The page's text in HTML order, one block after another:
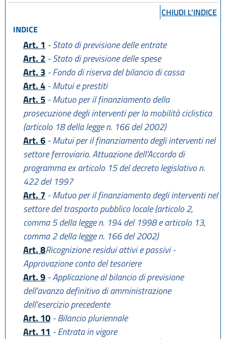
CHIUDI L'INDICE
INDICE
Art. 1 - Stato di previsione delle entrate
Art. 2 - Stato di previsione delle spese
Art. 3 - Fondo di riserva del bilancio di cassa
Art. 4 - Mutui e prestiti
Art. 5 - Mutuo per il finanziamento della
prosecuzione degli interventi per la mobilità ciclistica
(articolo 18 della legge n. 166 del 2002)
Art. 6 - Mutui per il finanziamento degli interventi nel
settore ferroviario. Attuazione dell'Accordo di
programma ex articolo 15 del decreto legislativo n.
422 del 1997
Art. 7 - Mutuo per il finanziamento degli interventi nel
settore del trasporto pubblico locale (articolo 2,
comma 5 della legge n. 194 del 1998 e articolo 13,
comma 2 della legge n. 166 del 2002)
Art. 8Ricognizione residui attivi e passivi -
Approvazione conto del tesoriere
Art. 9 - Applicazione al bilancio di previsione
dell'avanzo definitivo di amministrazione
dell'esercizio precedente
Art. 10 - Bilancio pluriennale
Art. 11 - Entrata in vigore